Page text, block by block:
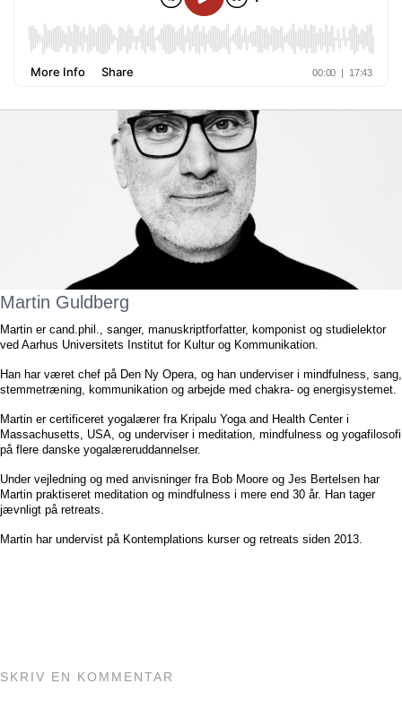
Martin Guldberg
Martin er cand.phil., sanger, manuskriptforfatter, komponist og studielektor
ved Aarhus Universitets Institut for Kultur og Kommunikation.
Han har været chef på Den Ny Opera, og han underviser i mindfulness, sang,
stemmetræning, kommunikation og arbejde med chakra- og energisystemet.
Martin er certificeret yogalærer fra Kripalu Yoga and Health Center i
Massachusetts, USA, og underviser i meditation, mindfulness og yogafilosofi
på flere danske yogalæreruddannelser.
Under vejledning og med anvisninger fra Bob Moore og Jes Bertelsen har
Martin praktiseret meditation og mindfulness i mere end 30 år. Han tager
jævnligt på retreats.
Martin har undervist på Kontemplations kurser og retreats siden 2013.
SKRIV EN KOMMENTAR